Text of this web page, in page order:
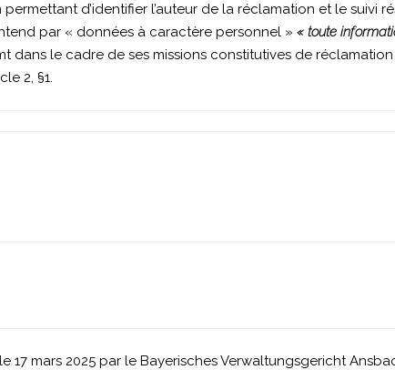
d’identifier l’auteur de la réclamation et le suivi
par « données à caractère personnel » « toute
dans le cadre de ses missions constitutives de
2, §1.
mars 2025 par le Bayerisches Verwaltungsgericht